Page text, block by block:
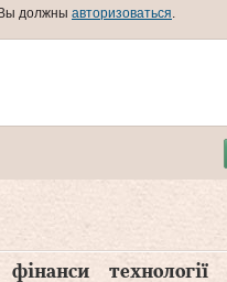
должны авторизоваться.
фінанси технології